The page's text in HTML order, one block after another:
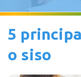
5
o siso